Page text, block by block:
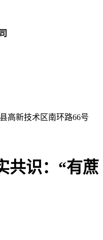
高新技术区南环路66号
共识：“有蔗